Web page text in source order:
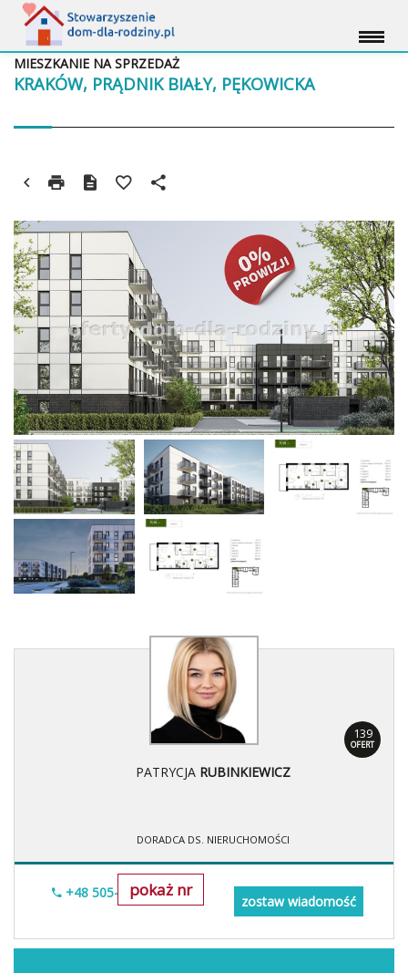
KRAKÓW, PRĄDNIK BIAŁY, PĘKOWICKA
MIESZKANIE NA SPRZEDAŻ
139
OFERT
PATRYCJA RUBINKIEWICZ
DORADCA DS. NIERUCHOMOŚCI
pokaż nr
+48 505-236-943
zostaw wiadomość